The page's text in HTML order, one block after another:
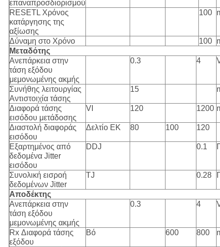
επαναπροσδιορισμού
RESETL Χρόνος
κατάργησης της
αξίωσης
100
Δύναμη στο Χρόνο 100
Μεταδότης
Ανεπάρκεια στην
τάση εξόδου
μεμονωμένης ακμής
0.3 4
Συνήθης λειτουργίας
Αντιστοιχία τάσης
15
Διαφορά τάσης
εισόδου μετάδοσης
VI 120 1200
Διαστολή διαφοράς
εισόδου
Δελτίο ΕΚ 80 100 120
Εξαρτημένος από
δεδομένα Jitter
εισόδου
DDJ 0.1
Συνολική εισροή
δεδομένων Jitter
TJ 0.28
Αποδέκτης
Ανεπάρκεια στην
τάση εξόδου
μεμονωμένης ακμής
0.3 4
Rx Διαφορά τάσης
εξόδου
Βό 600 800